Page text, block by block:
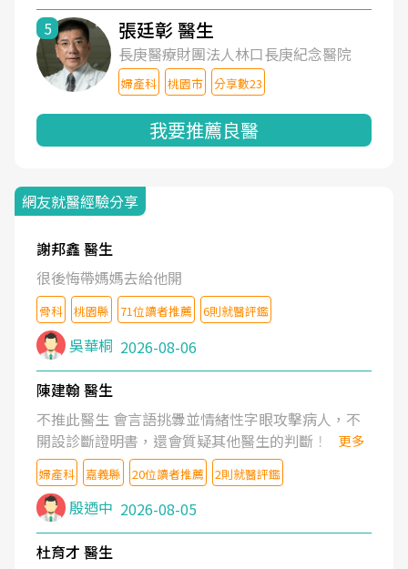
5 張廷彰 醫生
長庚醫療財團法人林口長庚紀念醫院
婦產科 桃園市 分享數23
我要推薦良醫
網友就醫經驗分享
謝邦鑫 醫生
很後悔帶媽媽去給他開
骨科 桃園縣 71位讀者推薦 6則就醫評鑑
吳華桐 2026-08-06
陳建翰 醫生
不推此醫生 會言語挑釁並情緒性字眼攻擊病人，不
開設診斷證明書，還會質疑其他醫生的判斷！
更多
婦產科 嘉義縣 20位讀者推薦 2則就醫評鑑
殷迺中 2026-08-05
杜育才 醫生